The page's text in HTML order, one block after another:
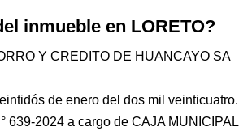
inmueble en LORETO?
Y CREDITO DE HUANCAYO SA
de enero del dos mil veinticuatro.
639-2024 a cargo de CAJA MUNICIPAL